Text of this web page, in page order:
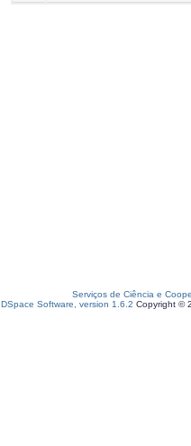
Serviços de Ciência e
DSpace Software, version 1.6.2 Copyright ©